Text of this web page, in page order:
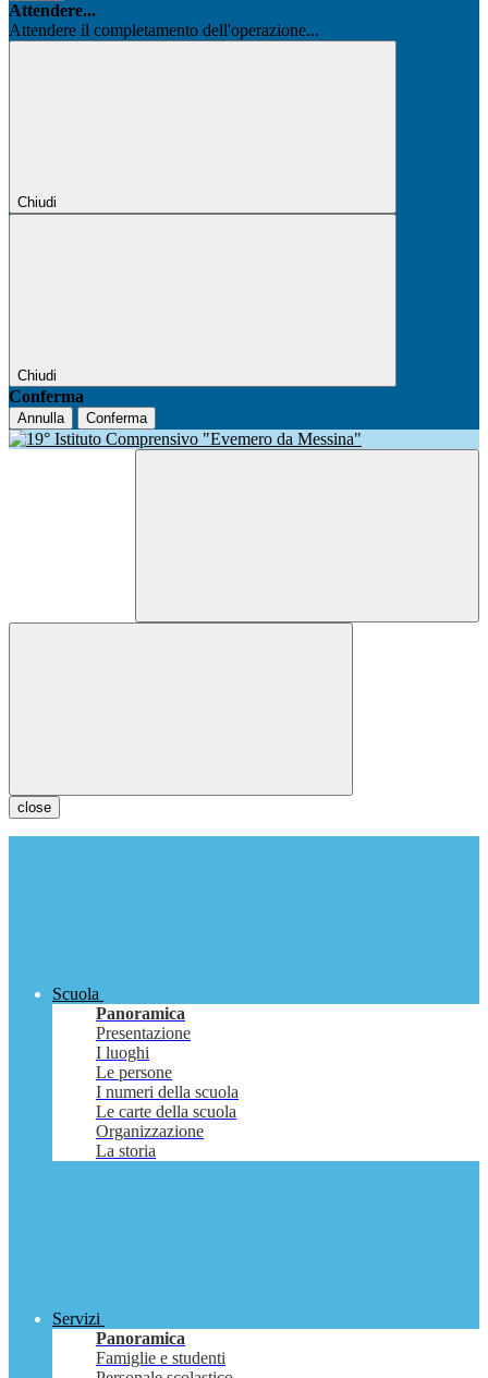
Attendere...
Attendere il completamento dell'operazione...
Chiudi
Chiudi
Conferma
Annulla Conferma
close
Scuola
Panoramica
Presentazione
I luoghi
Le persone
I numeri della scuola
Le carte della scuola
Organizzazione
La storia
Servizi
Panoramica
Famiglie e studenti